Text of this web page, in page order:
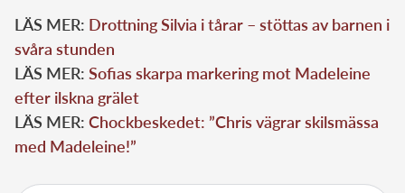
LÄS MER: Drottning Silvia i tårar – stöttas av barnen i
svåra stunden
LÄS MER: Sofias skarpa markering mot Madeleine
efter ilskna grälet
LÄS MER: Chockbeskedet: ”Chris vägrar skilsmässa
med Madeleine!”